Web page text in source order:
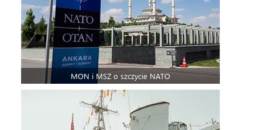
MON i MSZ o szczycie NATO